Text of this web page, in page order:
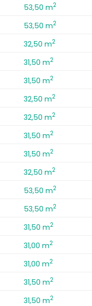
53,50 m2
53,50 m2
32,50 m2
31,50 m2
31,50 m2
32,50 m2
32,50 m2
31,50 m2
31,50 m2
32,50 m2
53,50 m2
53,50 m2
31,50 m2
31,00 m2
31,00 m2
31,50 m2
31,50 m2